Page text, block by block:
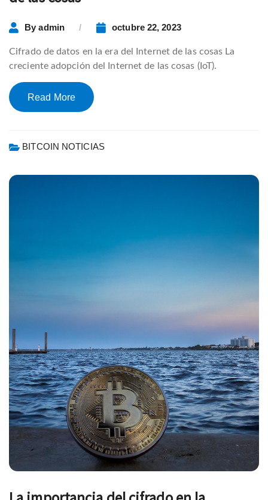
Byadmin octubre 22, 2023
Cifrado de datos en la era del Internet de las cosas La
creciente adopción del Internet de las cosas (IoT).
Read More
BITCOIN NOTICIAS